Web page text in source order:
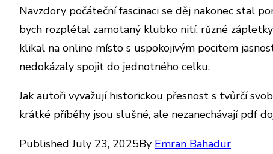
Navzdory počáteční fascinaci se děj nakonec stal
bych rozplétal zamotaný klubko nití, různé
klikal na online místo s uspokojivým pocitem
nedokázaly spojit do jednotného celku.
Jak autoři vyvažují historickou přesnost s tvůrčí
krátké příběhy jsou slušné, ale nezanechávají pdf
PublishedJuly 23, 2025By Emran Bahadur